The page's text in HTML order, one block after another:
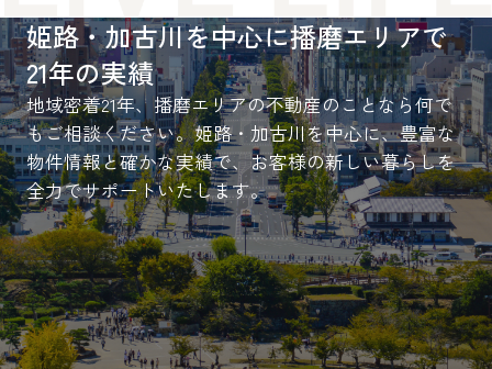
姫路・加古川を中心に播磨エリアで
21年の実績
地域密着21年、播磨エリアの不動産のことなら何で
もご相談ください。姫路・加古川を中心に、豊富な
物件情報と確かな実績で、お客様の新しい暮らしを
全力でサポートいたします。